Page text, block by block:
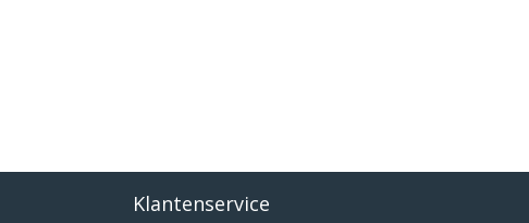
Klantenservice